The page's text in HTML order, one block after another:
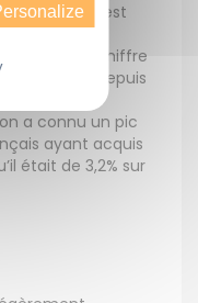
elle n’est
2011, on
bien. Ce chiffre
remonté depuis
a connu un pic
ayant acquis
était de 3,2% sur